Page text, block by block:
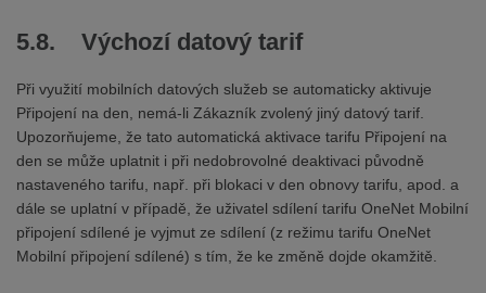
5.8. Výchozí datový tarif
Při využití mobilních datových služeb se automaticky aktivuje
Připojení na den, nemá-li Zákazník zvolený jiný datový tarif.
Upozorňujeme, že tato automatická aktivace tarifu Připojení na
den se může uplatnit i při nedobrovolné deaktivaci původně
nastaveného tarifu, např. při blokaci v den obnovy tarifu, apod. a
dále se uplatní v případě, že uživatel sdílení tarifu OneNet Mobilní
připojení sdílené je vyjmut ze sdílení (z režimu tarifu OneNet
Mobilní připojení sdílené) s tím, že ke změně dojde okamžitě.